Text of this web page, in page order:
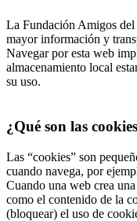
La Fundación Amigos del
mayor información y
Navegar por esta web
almacenamiento local
su uso.
¿Qué son las
Las “cookies” son
cuando navega, por
Cuando una web crea
como el contenido de la
(bloquear) el uso de